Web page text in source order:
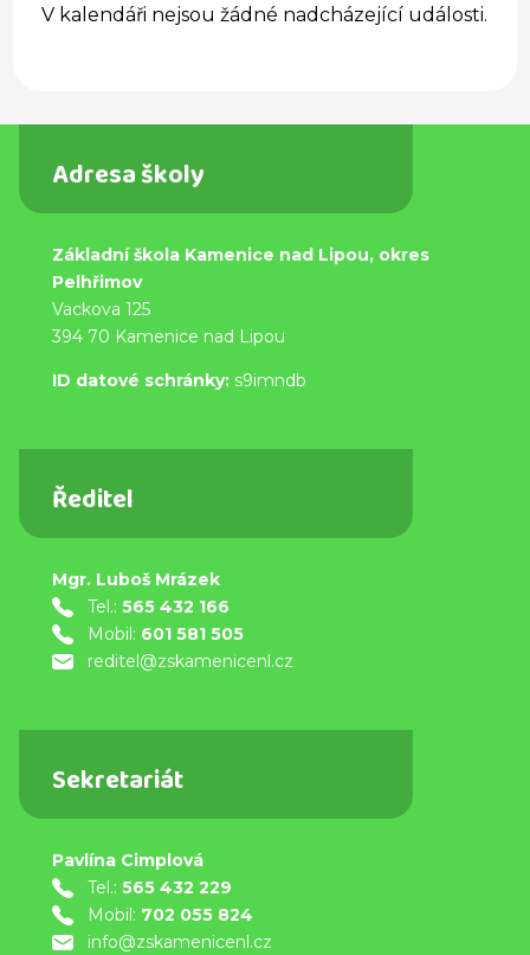
V kalendáři nejsou žádné nadcházející události.
Adresa školy
Základní škola Kamenice nad Lipou, okres
Pelhřimov
Vackova 125
394 70 Kamenice nad Lipou
ID datové schránky: s9imndb
Ředitel
Mgr. Luboš Mrázek
Tel.: 565 432 166
Mobil: 601 581 505
reditel@zskamenicenl.cz
Sekretariát
Pavlína Cimplová
Tel.: 565 432 229
Mobil: 702 055 824
info@zskamenicenl.cz